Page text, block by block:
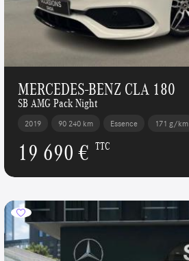
MERCEDES-BENZ CLA 180
SB AMG Pack Night
2019 90 240 km Essence 171 g/km
19 690 € TTC